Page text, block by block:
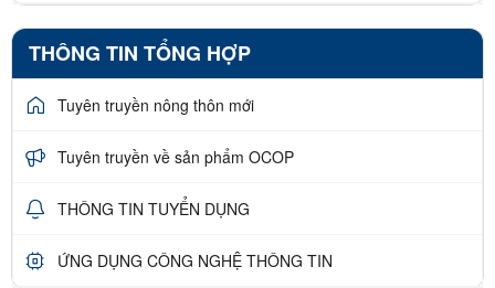
THÔNG TIN TỔNG HỢP
Tuyên truyền nông thôn mới
Tuyên truyền về sản phẩm OCOP
THÔNG TIN TUYỂN DỤNG
ỨNG DỤNG CÔNG NGHỆ THÔNG TIN